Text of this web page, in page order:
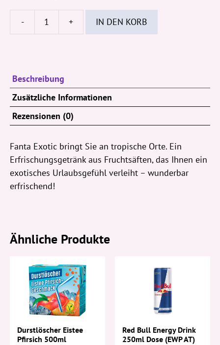
-
Fanta
AT)
Menge
+ IN DEN KORB
Beschreibung
Zusätzliche Informationen
Rezensionen (0)
Fanta Exotic bringt Sie an tropische Orte. Ein
Erfrischungsgetränk aus Fruchtsäften, das Ihnen ein
exotisches Urlaubsgefühl verleiht – wunderbar
erfrischend!
Ähnliche Produkte
Durstlöscher Eistee
Pfirsich 500ml
Red Bull Energy Drink
250ml Dose (EWP AT)